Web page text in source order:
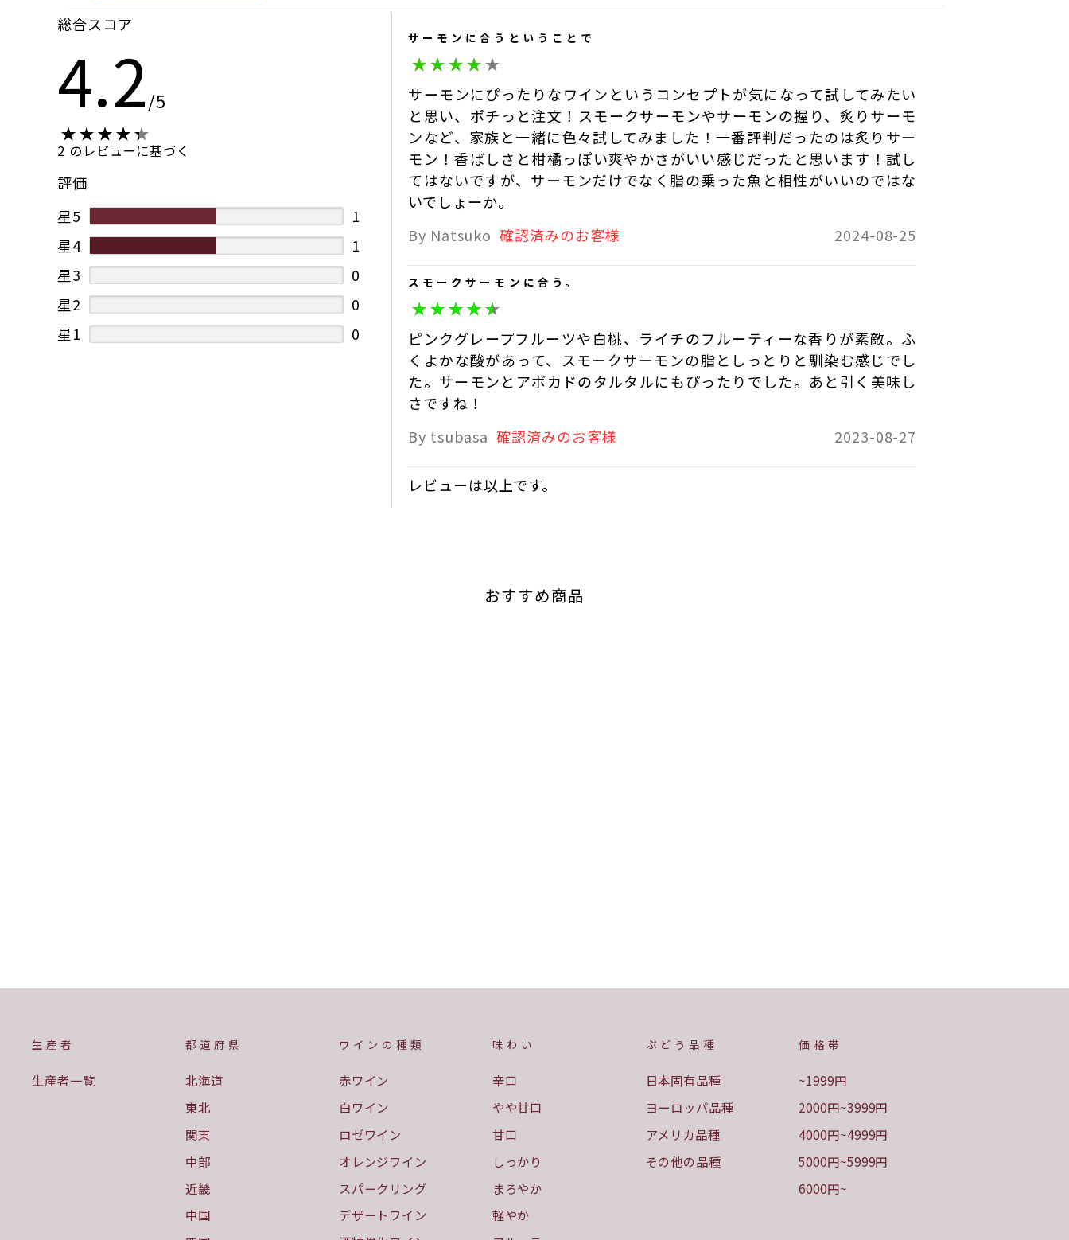
す。
サンマモルワイナリー
総合スコア
4.2/5
2 のレビューに基づく
評価
星5
1
星4
1
星3
0
星2
0
星1
0
サーモンに合うということで
サーモンにぴったりなワインというコンセプトが気になって試してみたい
と思い、ポチっと注文！スモークサーモンやサーモンの握り、炙りサーモ
ンなど、家族と一緒に色々試してみました！一番評判だったのは炙りサー
モン！香ばしさと柑橘っぽい爽やかさがいい感じだったと思います！試し
てはないですが、サーモンだけでなく脂の乗った魚と相性がいいのではな
いでしょーか。
By Natsuko 確認済みのお客様 2024-08-25
スモークサーモンに合う。
ピンクグレープフルーツや白桃、ライチのフルーティーな香りが素敵。ふ
くよかな酸があって、スモークサーモンの脂としっとりと馴染む感じでし
た。サーモンとアボカドのタルタルにもぴったりでした。あと引く美味し
さですね！
By tsubasa 確認済みのお客様 2023-08-27
レビューは以上です。
おすすめ商品
生産者
生産者一覧
都道府県
北海道
東北
関東
中部
近畿
中国
ワインの種類
赤ワイン
白ワイン
ロゼワイン
オレンジワイン
スパークリング
デザートワイン
味わい
辛口
やや甘口
甘口
しっかり
まろやか
軽やか
ぶどう品種
日本固有品種
ヨーロッパ品種
アメリカ品種
その他の品種
価格帯
~1999円
2000円~3999円
4000円~4999円
5000円~5999円
6000円~